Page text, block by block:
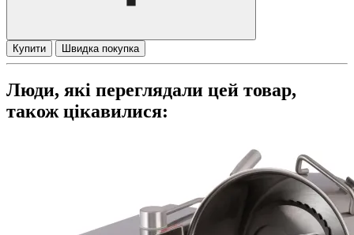
Купити Швидка покупка
Люди, які переглядали цей товар,
також цікавилися: